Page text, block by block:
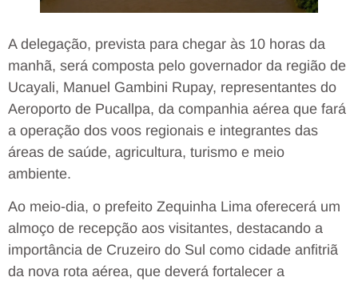
A delegação, prevista para chegar às 10 horas da
manhã, será composta pelo governador da região de
Ucayali, Manuel Gambini Rupay, representantes do
Aeroporto de Pucallpa, da companhia aérea que fará
a operação dos voos regionais e integrantes das
áreas de saúde, agricultura, turismo e meio
ambiente.
Ao meio-dia, o prefeito Zequinha Lima oferecerá um
almoço de recepção aos visitantes, destacando a
importância de Cruzeiro do Sul como cidade anfitriã
da nova rota aérea, que deverá fortalecer a